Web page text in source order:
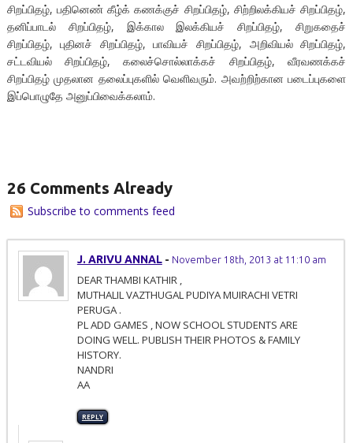
சிறப்பிதழ், பதினெண் கீழ்க் கணக்குச் சிறப்பிதழ், சிற்றிலக்கியச் சிறப்பிதழ்,
தனிப்பாடல் சிறப்பிதழ், இக்கால இலக்கியச் சிறப்பிதழ், சிறுகதைச்
சிறப்பிதழ், புதினச் சிறப்பிதழ், பாவியச் சிறப்பிதழ், அறிவியல் சிறப்பிதழ்,
சட்டவியல் சிறப்பிதழ், கலைச்சொல்லாக்கச் சிறப்பிதழ், வீரவணக்கச்
சிறப்பிதழ் முதலான தலைப்புகளில் வெளிவரும். அவற்றிற்கான படைப்புகளை
இப்பொழுதே அனுப்பிவைக்கலாம்.
26 Comments Already
Subscribe to comments feed
J. ARIVU ANNAL - November 18th, 2013 at 11:10 am
DEAR THAMBI KATHIR ,
MUTHALIL VAZTHUGAL PUDIYA MUIRACHI VETRI
PERUGA .
PL ADD GAMES , NOW SCHOOL STUDENTS ARE
DOING WELL. PUBLISH THEIR PHOTOS & FAMILY
HISTORY.
NANDRI
AA
REPLY